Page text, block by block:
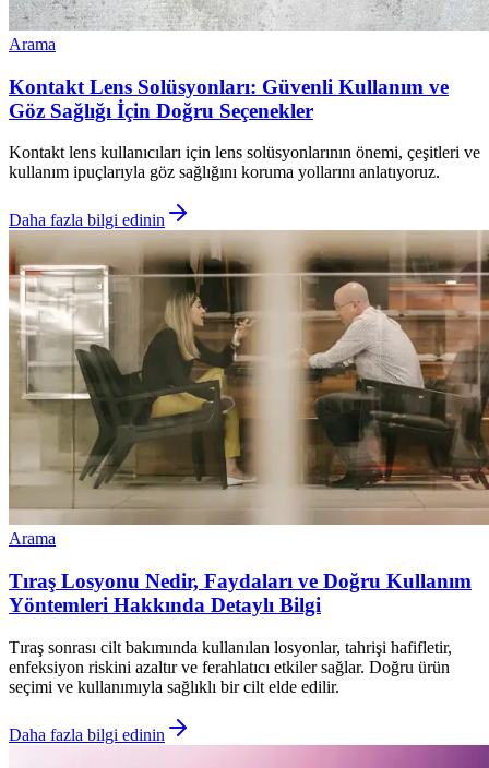
Arama
Kontakt Lens Solüsyonları: Güvenli Kullanım ve
Göz Sağlığı İçin Doğru Seçenekler
Kontakt lens kullanıcıları için lens solüsyonlarının önemi, çeşitleri ve
kullanım ipuçlarıyla göz sağlığını koruma yollarını anlatıyoruz.
Daha fazla bilgi edinin
Arama
Tıraş Losyonu Nedir, Faydaları ve Doğru Kullanım
Yöntemleri Hakkında Detaylı Bilgi
Tıraş sonrası cilt bakımında kullanılan losyonlar, tahrişi hafifletir,
enfeksiyon riskini azaltır ve ferahlatıcı etkiler sağlar. Doğru ürün
seçimi ve kullanımıyla sağlıklı bir cilt elde edilir.
Daha fazla bilgi edinin